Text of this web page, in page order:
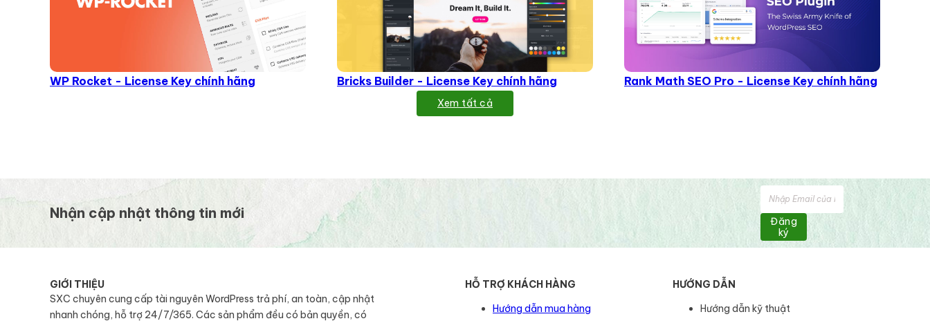
WP Rocket - License Key chính hãng Bricks Builder - License Key chính hãng Rank Math SEO Pro - License Key chính hãng
Xem tất cả
Nhận cập nhật thông tin mới
Đăng
ký
GIỚI THIỆU
SXC chuyên cung cấp tài nguyên WordPress trả phí, an toàn, cập nhật
nhanh chóng, hỗ trợ 24/7/365. Các sản phẩm đều có bản quyền, có
HỖ TRỢ KHÁCH HÀNG
Hướng dẫn mua hàng
HƯỚNG DẪN
Hướng dẫn kỹ thuật